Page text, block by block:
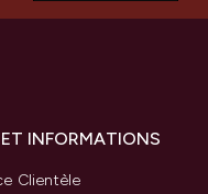
INFORMATIONS
Clientèle